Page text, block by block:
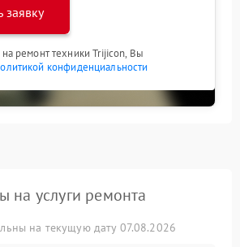
заявку
на ремонт техники Trijicon, Вы
конфиденциальности
на услуги ремонта
на текущую дату 07.08.2026